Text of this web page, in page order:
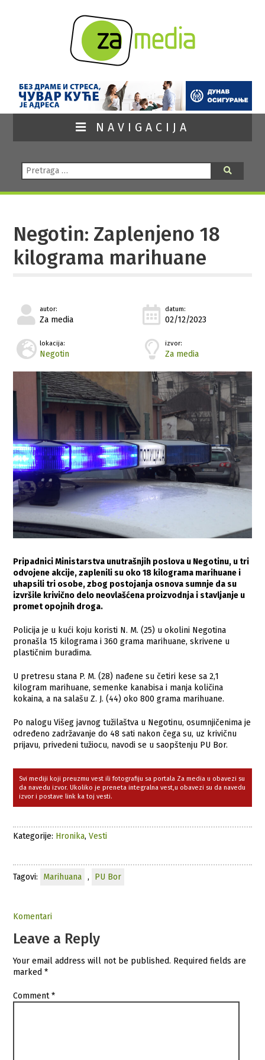
NAVIGACIJA
Pretraga:
Negotin: Zaplenjeno 18
kilograma marihuane
autor:
Za media
datum:
02/12/2023
lokacija:
Negotin
izvor:
Za media
Pripadnici Ministarstva unutrašnjih poslova u Negotinu, u tri
odvojene akcije, zaplenili su oko 18 kilograma marihuane i
uhapsili tri osobe, zbog postojanja osnova sumnje da su
izvršile krivično delo neovlašćena proizvodnja i stavljanje u
promet opojnih droga.
Policija je u kući koju koristi N. M. (25) u okolini Negotina
pronašla 15 kilograma i 360 grama marihuane, skrivene u
plastičnim buradima.
U pretresu stana P. M. (28) nađene su četiri kese sa 2,1
kilogram marihuane, semenke kanabisa i manja količina
kokaina, a na salašu Z. J. (44) oko 800 grama marihuane.
Po nalogu Višeg javnog tužilaštva u Negotinu, osumnjičenima je
određeno zadržavanje do 48 sati nakon čega su, uz krivičnu
prijavu, privedeni tužiocu, navodi se u saopštenju PU Bor.
Svi mediji koji preuzmu vest ili fotografiju sa portala Za media u obavezi su
da navedu izvor. Ukoliko je preneta integralna vest,u obavezi su da navedu
izvor i postave link ka toj vesti.
Kategorije: Hronika,Vesti
Tagovi: Marihuana , PU Bor
Komentari
Leave a Reply
Your email address will not be published. Required fields are
marked*
Comment*